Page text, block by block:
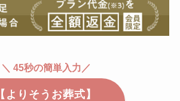
＼ 45秒の簡単入力／
【よりそうお葬式】